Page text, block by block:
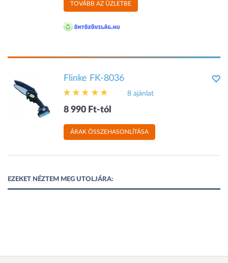
TOVÁBB AZ ÜZLETBE
Flinke FK-8036
8 ajánlat
8 990 Ft-tól
ÁRAK ÖSSZEHASONLÍTÁSA
EZEKET NÉZTEM MEG UTOLJÁRA: